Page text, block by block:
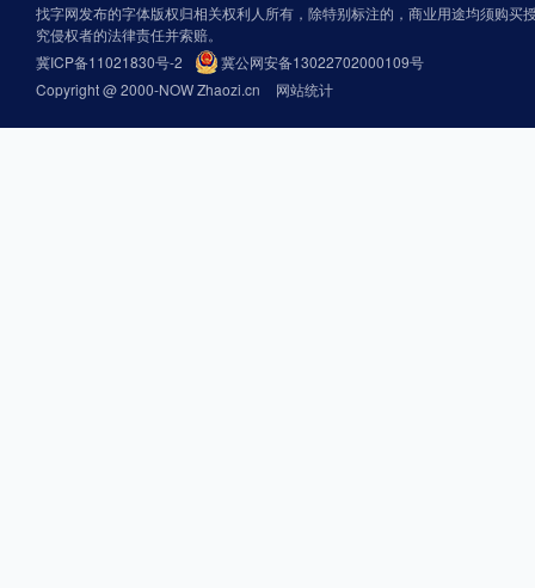
找字网发布的字体版权归相关权利人所有，除特别标注的，商业用途均须购买
究侵权者的法律责任并索赔。
冀ICP备11021830号-2
冀公网安备13022702000109号
Copyright @ 2000-NOW Zhaozi.cn
网站统计